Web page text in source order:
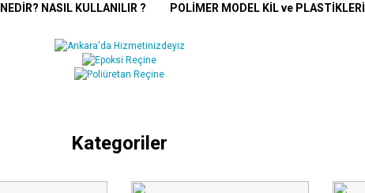
NEDİR? NASIL KULLANILIR ? POLİMER MODEL KİL ve PLASTİKLERİ
Kategoriler